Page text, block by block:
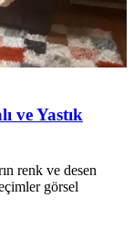
ve Yastık
renk ve desen
görsel